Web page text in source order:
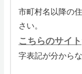
市町村名以降の
さい。
こちらのサイト
字表記が分から